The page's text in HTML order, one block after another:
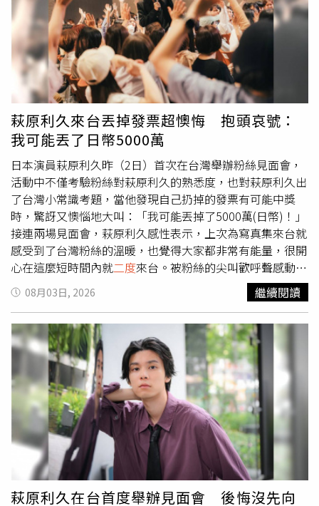
把自身的健康及興趣當成最重要的事，「我不喜歡麻煩別
人，當然也不想去干擾兒女作息，所以我很注重養身，也都
保持健身習慣，就是希望之後年紀再大一點時不要打擾到他
們！」他更透露自己的養老計劃就是「靠自己」，笑說：
「現在沒有什麼養兒防老，我們自己防自己老！」郭子乾
（右）與郭德君（左）深入偏鄉探訪獨居長輩，親自送上關
懷物資。（圖／老人關懷協會）郭子乾、郭德君此次藉著參
與老協公益首次合作，彼此都非常珍惜這個難得的父子同框
機會；看到兒子進入演藝圈三年漸漸闖出成績，讓郭子乾欣
慰之餘，對於兒子的事業也給予無限支持及自由空間，更表
示：「兒子有想做的事就放手讓他去做！做自己有興趣的事
情就不怕累，平平安安、快快樂樂過生活最重要。」郭德君
透露私底下父親其實常關心自己的演戲工作，更不時地在生
活中提點，郭德君透露父親雖然忙碌常不在家，但都會看自
己演的戲，有時候還會在關鍵處來個即興言教傳遞演戲心
法，「像是爸爸看到我演哭戲，就會反問我：「你是為什麼
而哭？為誰而哭？哭之前發生了什麼？」協助我去省思跟雕
琢角色，非常受用！」父親節將至，提起印象中最難忘的一
次過節回憶，郭子乾竟爆自己過往真實「付清節」的幽默經
歷，他憶起某一年父親節前夕原本心血來潮請老婆、兒子一
起去買禮物感受過節氣氛，後來歡喜買了按摩椅後最後變自
己付錢，讓郭子乾笑說：「我這個當父親的真的幫大家『付
清』了！」郭子乾也想起過去父親為了養家「付清」而辛苦
打拚的感動往事，他提到當年父親為了湊齊自己與哥哥的學
費，每天都四點半起床從樹林搭車到淡水附近的學校教書，
「那陣子看到爸爸為了學費身兼數職、早出晚歸，才知道爸
爸有多辛苦。」這份體諒與心疼，成為他心中最深刻且難忘
的父親節記憶。
萩原利久來台丟掉發票超懊悔 抱頭哀號：
我可能丟了日幣5000萬
日本演員萩原利久昨（2日）首次在台灣舉辦粉絲見面會，
活動中不僅考驗粉絲對萩原利久的熟悉度，也對萩原利久出
了台灣小常識考題，當他發現自己扔掉的發票有可能中獎
時，驚訝又懊惱地大叫：「我可能丟掉了5000萬(日幣)！」
接連兩場見面會，萩原利久感性表示，上次為寫真集來台就
感受到了台灣粉絲的溫暖，也覺得大家都非常有能量，很開
心在這麼短時間內就二度來台。被粉絲的尖叫歡呼聲感動的
萩原利久，全心投入在活動當中，比手畫腳遊戲不惜玩到躺
在地上，對粉絲的各式提問和要求也有求必應，拍照時間臉
頰愛心、小狗小貓手勢大放送。先前萩原利久已經學會了中
文的「我愛你」，這次加碼練習台語版，同時也學著用「呷
飽未」向大家打招呼，頗有語言天份的他，發音有模有樣，
他還用台語對粉絲們喊話「妳足水（妳好漂亮）」，逗得滿
場粉絲心花怒放，回讚他「你足緣投（你好英俊）」。透過
「萩原利久益智王」遊戲，粉絲們認識到了他許多有趣的小
習慣，比如最近比較喜歡味噌拉麵、如果有時光機想要回到
過去看麥可喬登打球、回家第一件事是先洗手、手機電量低
於20%會焦慮，但最令粉絲意想不到的是，萩原利久坦言自
己不是「被稱讚就會進步的人」，他不好意思地說：「我被
稱讚的話容易得意忘形，所以請大家嚴厲地對待我，我才會
08月03日, 2026 繼續閱讀
萩原利久在台首度舉辦見面會 後悔沒先向